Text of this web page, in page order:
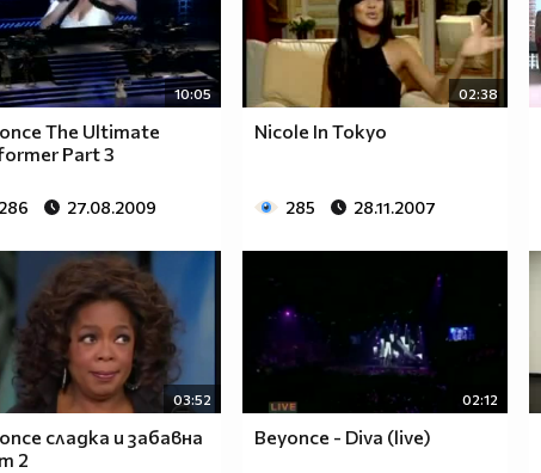
10:05
The Ultimate
Part 3
286 27.08.2009
02:38
Nicole In Tokyo
285 28.11.2007
03:52
сладка и забавна
2
02:12
Beyonce - Diva (live)